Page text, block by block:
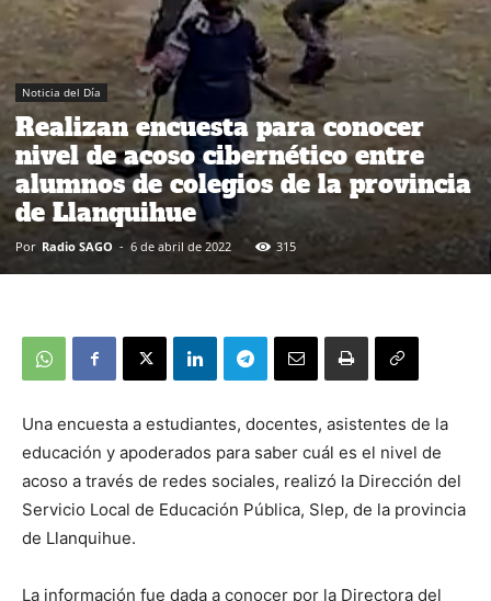
Noticia del Día
Realizan encuesta para conocer
nivel de acoso cibernético entre
alumnos de colegios de la provincia
de Llanquihue
Por Radio SAGO - 6 de abril de 2022 315
Una encuesta a estudiantes, docentes, asistentes de la
educación y apoderados para saber cuál es el nivel de
acoso a través de redes sociales, realizó la Dirección del
Servicio Local de Educación Pública, Slep, de la provincia
de Llanquihue.
La información fue dada a conocer por la Directora del